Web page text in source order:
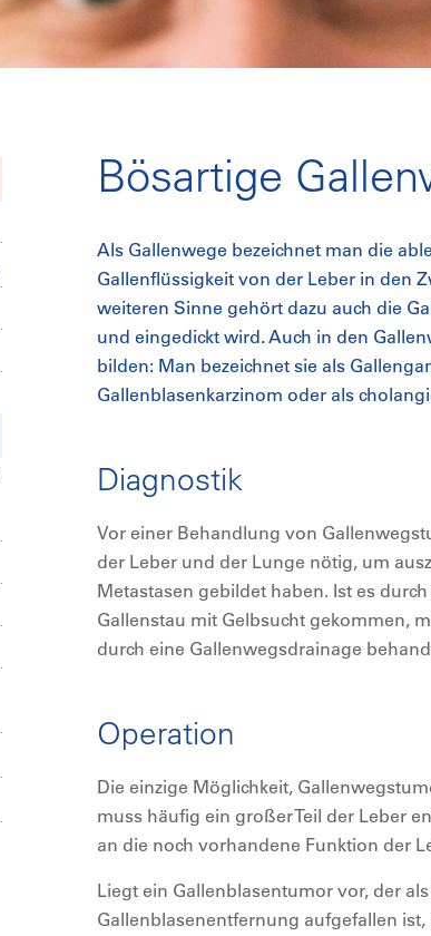
Bösartige
Als Gallenwege bezeichnet man die
Gallenflüssigkeit von der Leber in den
weiteren Sinne gehört dazu auch die
und eingedickt wird. Auch in den
bilden: Man bezeichnet sie als
Gallenblasenkarzinom oder als
Diagnostik
Vor einer Behandlung von
der Leber und der Lunge nötig, um
Metastasen gebildet haben. Ist es
Gallenstau mit Gelbsucht gekommen,
durch eine Gallenwegsdrainage
Operation
Die einzige Möglichkeit,
muss häufig ein großer Teil der Leber
an die noch vorhandene Funktion der
Liegt ein Gallenblasentumor vor, der
Gallenblasenentfernung aufgefallen